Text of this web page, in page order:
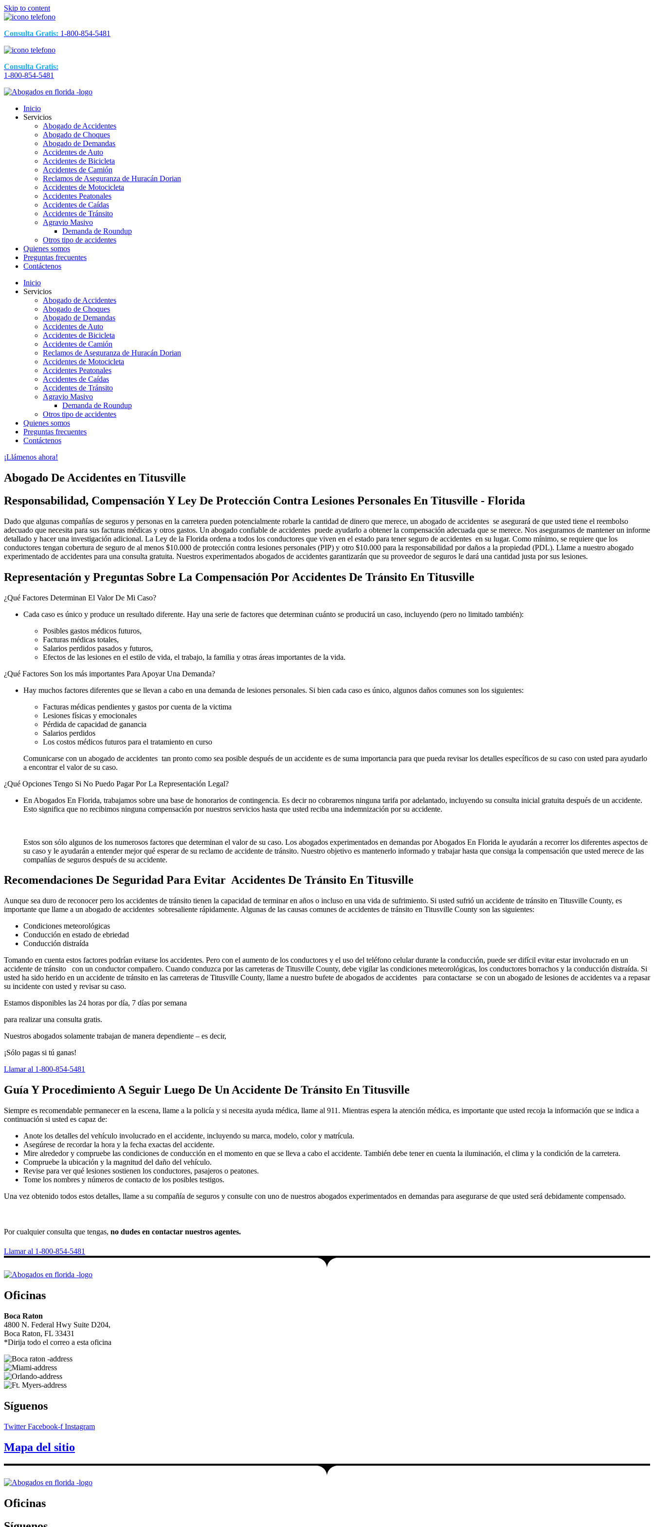
Skip to content
Consulta Gratis: 1-800-854-5481
Consulta Gratis:
1-800-854-5481
Inicio
Servicios
Abogado de Accidentes
Abogado de Choques
Abogado de Demandas
Accidentes de Auto
Accidentes de Bicicleta
Accidentes de Camión
Reclamos de Aseguranza de Huracán Dorian
Accidentes de Motocicleta
Accidentes Peatonales
Accidentes de Caídas
Accidentes de Tránsito
Agravio Masivo
Demanda de Roundup
Otros tipo de accidentes
Quienes somos
Preguntas frecuentes
Contáctenos
Inicio
Servicios
Abogado de Accidentes
Abogado de Choques
Abogado de Demandas
Accidentes de Auto
Accidentes de Bicicleta
Accidentes de Camión
Reclamos de Aseguranza de Huracán Dorian
Accidentes de Motocicleta
Accidentes Peatonales
Accidentes de Caídas
Accidentes de Tránsito
Agravio Masivo
Demanda de Roundup
Otros tipo de accidentes
Quienes somos
Preguntas frecuentes
Contáctenos
¡Llámenos ahora!
Abogado De Accidentes en Titusville
Responsabilidad, Compensación Y Ley De Protección Contra Lesiones Personales En Titusville - Florida
Dado que algunas compañías de seguros y personas en la carretera pueden potencialmente robarle la cantidad de dinero que merece, un abogado de accidentes se asegurará de que usted tiene el reembolso
adecuado que necesita para sus facturas médicas y otros gastos. Un abogado confiable de accidentes puede ayudarlo a obtener la compensación adecuada que se merece. Nos aseguramos de mantener un informe
detallado y hacer una investigación adicional. La Ley de la Florida ordena a todos los conductores que viven en el estado para tener seguro de accidentes en su lugar. Como mínimo, se requiere que los
conductores tengan cobertura de seguro de al menos $10.000 de protección contra lesiones personales (PIP) y otro $10.000 para la responsabilidad por daños a la propiedad (PDL). Llame a nuestro abogado
experimentado de accidentes para una consulta gratuita. Nuestros experimentados abogados de accidentes garantizarán que su proveedor de seguros le dará una cantidad justa por sus lesiones.
Representación y Preguntas Sobre La Compensación Por Accidentes De Tránsito En Titusville
¿Qué Factores Determinan El Valor De Mi Caso?
Cada caso es único y produce un resultado diferente. Hay una serie de factores que determinan cuánto se producirá un caso, incluyendo (pero no limitado también):
Posibles gastos médicos futuros,
Facturas médicas totales,
Salarios perdidos pasados y futuros,
Efectos de las lesiones en el estilo de vida, el trabajo, la familia y otras áreas importantes de la vida.
¿Qué Factores Son los más importantes Para Apoyar Una Demanda?
Hay muchos factores diferentes que se llevan a cabo en una demanda de lesiones personales. Si bien cada caso es único, algunos daños comunes son los siguientes:
Facturas médicas pendientes y gastos por cuenta de la victima
Lesiones físicas y emocionales
Pérdida de capacidad de ganancia
Salarios perdidos
Los costos médicos futuros para el tratamiento en curso
Comunicarse con un abogado de accidentes tan pronto como sea posible después de un accidente es de suma importancia para que pueda revisar los detalles específicos de su caso con usted para ayudarlo
a encontrar el valor de su caso.
¿Qué Opciones Tengo Si No Puedo Pagar Por La Representación Legal?
En Abogados En Florida, trabajamos sobre una base de honorarios de contingencia. Es decir no cobraremos ninguna tarifa por adelantado, incluyendo su consulta inicial gratuita después de un accidente.
Esto significa que no recibimos ninguna compensación por nuestros servicios hasta que usted reciba una indemnización por su accidente.
Estos son sólo algunos de los numerosos factores que determinan el valor de su caso. Los abogados experimentados en demandas por Abogados En Florida le ayudarán a recorrer los diferentes aspectos de
su caso y le ayudarán a entender mejor qué esperar de su reclamo de accidente de tránsito. Nuestro objetivo es mantenerlo informado y trabajar hasta que consiga la compensación que usted merece de las
compañías de seguros después de su accidente.
Recomendaciones De Seguridad Para Evitar Accidentes De Tránsito En Titusville
Aunque sea duro de reconocer pero los accidentes de tránsito tienen la capacidad de terminar en años o incluso en una vida de sufrimiento. Si usted sufrió un accidente de tránsito en Titusville County, es
importante que llame a un abogado de accidentes sobresaliente rápidamente. Algunas de las causas comunes de accidentes de tránsito en Titusville County son las siguientes:
Condiciones meteorológicas
Conducción en estado de ebriedad
Conducción distraída
Tomando en cuenta estos factores podrían evitarse los accidentes. Pero con el aumento de los conductores y el uso del teléfono celular durante la conducción, puede ser difícil evitar estar involucrado en un
accidente de tránsito con un conductor compañero. Cuando conduzca por las carreteras de Titusville County, debe vigilar las condiciones meteorológicas, los conductores borrachos y la conducción distraída. Si
usted ha sido herido en un accidente de tránsito en las carreteras de Titusville County, llame a nuestro bufete de abogados de accidentes para contactarse se con un abogado de lesiones de accidentes va a repasar
su incidente con usted y revisar su caso.
Estamos disponibles las 24 horas por día, 7 días por semana
para realizar una consulta gratis.
Nuestros abogados solamente trabajan de manera dependiente – es decir,
¡Sólo pagas si tú ganas!
Llamar al 1-800-854-5481
Guía Y Procedimiento A Seguir Luego De Un Accidente De Tránsito En Titusville
Siempre es recomendable permanecer en la escena, llame a la policía y si necesita ayuda médica, llame al 911. Mientras espera la atención médica, es importante que usted recoja la información que se indica a
continuación si usted es capaz de:
Anote los detalles del vehículo involucrado en el accidente, incluyendo su marca, modelo, color y matrícula.
Asegúrese de recordar la hora y la fecha exactas del accidente.
Mire alrededor y compruebe las condiciones de conducción en el momento en que se lleva a cabo el accidente. También debe tener en cuenta la iluminación, el clima y la condición de la carretera.
Compruebe la ubicación y la magnitud del daño del vehículo.
Revise para ver qué lesiones sostienen los conductores, pasajeros o peatones.
Tome los nombres y números de contacto de los posibles testigos.
Una vez obtenido todos estos detalles, llame a su compañía de seguros y consulte con uno de nuestros abogados experimentados en demandas para asegurarse de que usted será debidamente compensado.
Por cualquier consulta que tengas, no dudes en contactar nuestros agentes.
Llamar al 1-800-854-5481
Oficinas
Boca Raton
4800 N. Federal Hwy Suite D204,
Boca Raton, FL 33431
*Dirija todo el correo a esta oficina
Síguenos
Twitter Facebook-f Instagram
Mapa del sitio
Oficinas